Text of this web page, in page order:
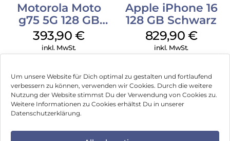
Um unsere Website für Dich optimal zu gestalten und fortlaufend
verbessern zu können, verwenden wir Cookies. Durch die weitere
Nutzung der Website stimmst Du der Verwendung von Cookies zu.
Weitere Informationen zu Cookies erhältst Du in unserer
Datenschutzerklärung.
Motorola Moto
g75 5G 128 GB
Charcoal Gray
393,90€
inkl. MwSt.
Apple iPhone 16
128 GB Schwarz
829,90 €
inkl. MwSt.
Impressum